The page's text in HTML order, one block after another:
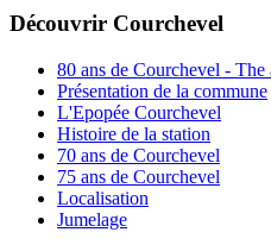
Découvrir Courchevel
80 ans de Courchevel -
Présentation de la commune
L'Epopée Courchevel
Histoire de la station
70 ans de Courchevel
75 ans de Courchevel
Localisation
Jumelage